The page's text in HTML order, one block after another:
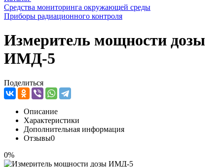
Средства мониторинга окружающей среды
Приборы радиационного контроля
Измеритель мощности дозы
ИМД-5
Поделиться
Описание
Характеристики
Дополнительная информация
Отзывы0
0%